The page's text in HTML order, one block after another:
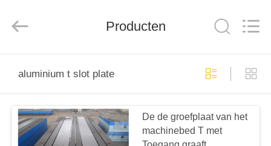
PRODUCTEN
ONGEVEER
Trading
Rights
Producten
aluminium t slot plate
De de groefplaat van het
machinebed T met